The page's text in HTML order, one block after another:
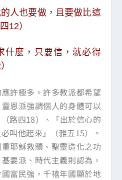
的人也要做，且要做比這
12）
什麼，只要信，就必得
許極多。許多教派都希望
恩派強調個人的身體可以
路四18）、「出於信心的
叫他起來」（雅五15）。
耶穌救贖、聖靈造化之功
要派、時代主義則認為，
國富民強，千禧年國顯於地